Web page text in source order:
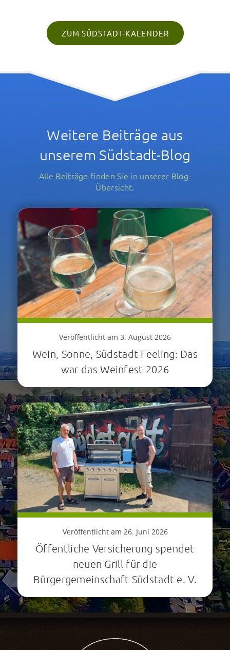
ZUM SÜDSTADT-KALENDER
Weitere Beiträge aus
unserem Südstadt-Blog
Alle Beiträge finden Sie in unserer Blog-
Übersicht.
Veröffentlicht am 3. August 2026
Wein, Sonne, Südstadt-Feeling: Das
war das Weinfest 2026
Veröffentlicht am 26. Juni 2026
Öffentliche Versicherung spendet
neuen Grill für die
Bürgergemeinschaft Südstadt e. V.